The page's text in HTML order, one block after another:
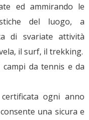
ed ammirando le
del luogo, a
di svariate attività
il surf, il trekking.
da tennis e da
ogni anno
una sicura e